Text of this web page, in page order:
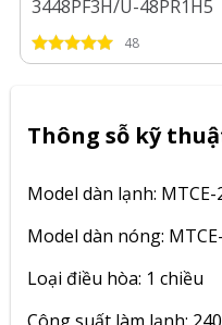
3448PF3H/U-48PR1H5
Inverter 5.5 Hp
48
Thông sỗ kỹ
Model dàn lạnh: MTCE-
Model dàn nóng:
Loại điều hòa: 1 chiều